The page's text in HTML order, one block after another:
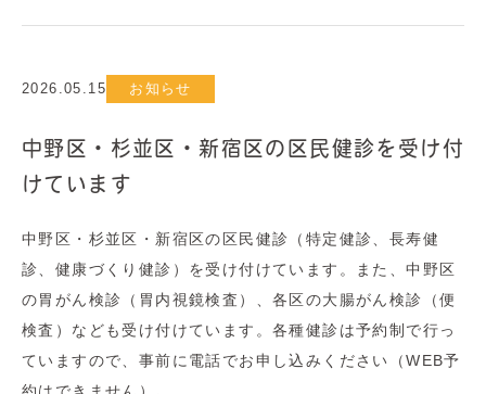
2026.05.15 お知らせ
中野区・杉並区・新宿区の区民健診を受け付
けています
中野区・杉並区・新宿区の区民健診（特定健診、長寿健
診、健康づくり健診）を受け付けています。また、中野区
の胃がん検診（胃内視鏡検査）、各区の大腸がん検診（便
検査）なども受け付けています。各種健診は予約制で行っ
ていますので、事前に電話でお申し込みください（WEB予